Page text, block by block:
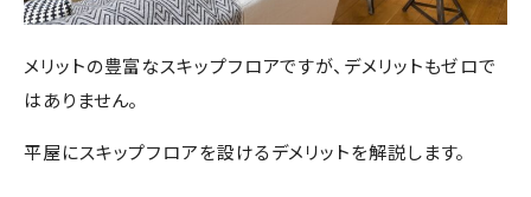
メリットの豊富なスキップフロアですが、デメリットもゼロで
はありません。
平屋にスキップフロアを設けるデメリットを解説します。